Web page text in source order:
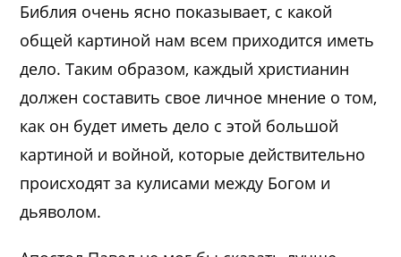
Библия очень ясно показывает, с какой
общей картиной нам всем приходится иметь
дело. Таким образом, каждый христианин
должен составить свое личное мнение о том,
как он будет иметь дело с этой большой
картиной и войной, которые действительно
происходят за кулисами между Богом и
дьяволом.